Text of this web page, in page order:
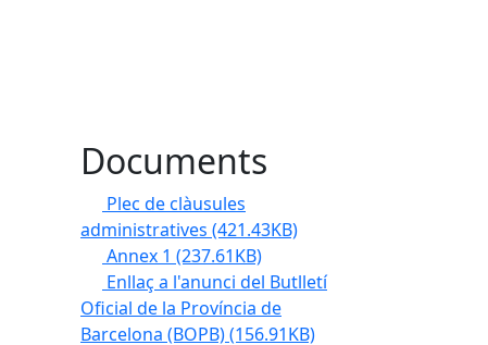
Documents
Plec de clàusules
administratives (421.43KB)
Annex 1 (237.61KB)
Enllaç a l'anunci del Butlletí
Oficial de la Província de
Barcelona (BOPB)(156.91KB)